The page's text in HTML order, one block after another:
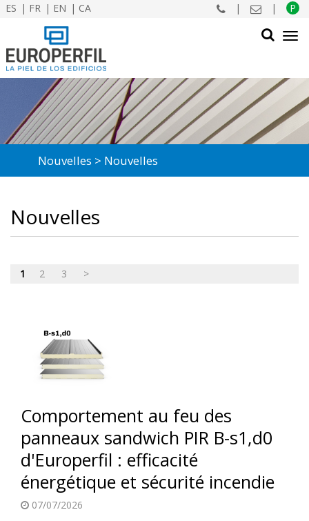
ES FR EN CA | | P
CHERCHER
Nouvelles Nouvelles
Nouvelles
1 2 3 >
Comportement au feu des
panneaux sandwich PIR B-s1,d0
d'Europerfil : efficacité
énergétique et sécurité incendie
07/07/2026